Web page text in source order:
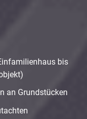
bis
an Grundstücken